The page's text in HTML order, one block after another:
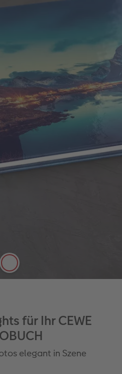
Einband, der
Buchrücken
für Ihr CEWE
elegant in Szene